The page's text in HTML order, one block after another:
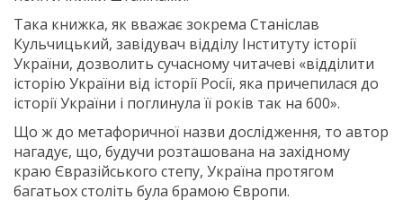
Така книжка, як вважає зокрема Станіслав
Кульчицький, завідувач відділу Інституту історії
України, дозволить сучасному читачеві «відділити
історію України від історії Росії, яка причепилася до
історії України і поглинула її років так на 600».
Що ж до метафоричної назви дослідження, то автор
нагадує, що, будучи розташована на західному
краю Євразійського степу, Україна протягом
багатьох століть була брамою Європи.